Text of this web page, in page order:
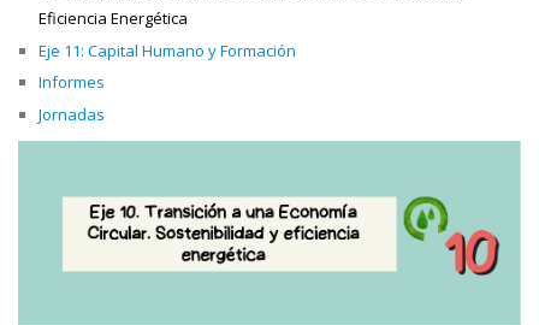
Eficiencia Energética
Eje 11: Capital Humano y Formación
Informes
Jornadas